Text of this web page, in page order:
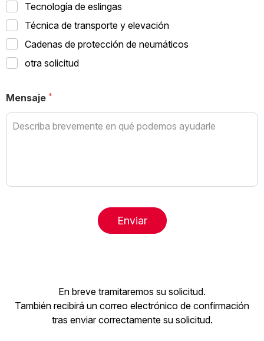
Tecnología de eslingas
Técnica de transporte y elevación
Cadenas de protección de neumáticos
otra solicitud
Mensaje
Enviar
En breve tramitaremos su solicitud.
También recibirá un correo electrónico de confirmación
tras enviar correctamente su solicitud.